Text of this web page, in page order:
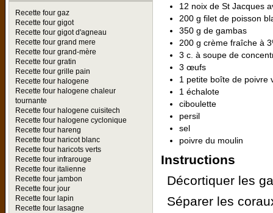
Recette four gaz
Recette four gigot
Recette four gigot d'agneau
Recette four grand mere
Recette four grand-mère
Recette four gratin
Recette four grille pain
Recette four halogene
Recette four halogene chaleur
tournante
Recette four halogene cuisitech
Recette four halogene cyclonique
Recette four hareng
Recette four haricot blanc
Recette four haricots verts
Recette four infrarouge
Recette four italienne
Recette four jambon
Recette four jour
Recette four lapin
Recette four lasagne
12 noix de St Jacques
200 g filet de poisson
350 g de gambas
200 g crème fraîche à
3 c. à soupe de
3 œufs
1 petite boîte de poivre
1 échalote
ciboulette
persil
sel
poivre du moulin
Instructions
Décortiquer les
Séparer les